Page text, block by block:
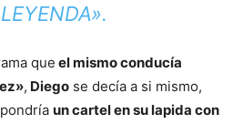
que el mismo conducía
, Diego se decía a si mismo,
pondría un cartel en su lapida con